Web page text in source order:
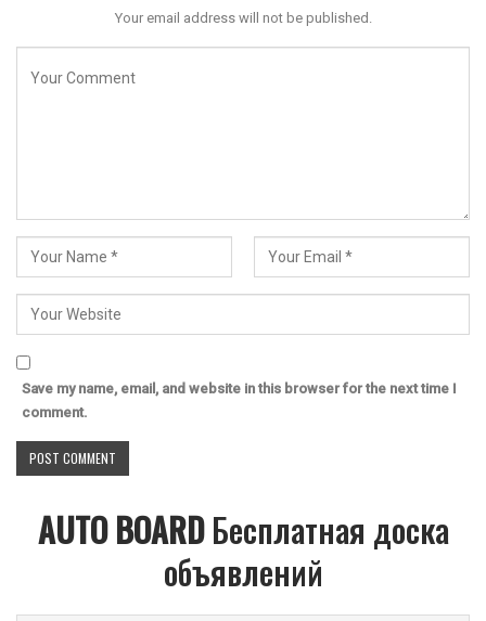
Your email address will not be published.
Save my name, email, and website in this browser for the next time I
comment.
AUTO BOARDБесплатная доска
объявлений